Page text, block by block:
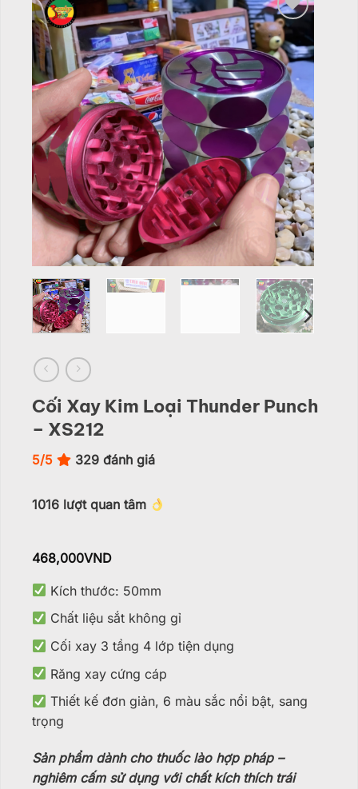
Add to
wishlist
Cối Xay Kim Loại Thunder Punch
– XS212
5/5 329 đánh giá
1016 lượt quan tâm
468,000VND
Kích thước: 50mm
Chất liệu sắt không gỉ
Cối xay 3 tầng 4 lớp tiện dụng
Răng xay cứng cáp
Thiết kế đơn giản, 6 màu sắc nổi bật, sang
trọng
Sản phẩm dành cho thuốc lào hợp pháp –
nghiêm cấm sử dụng với chất kích thích trái